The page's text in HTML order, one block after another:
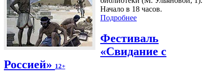
Начало в 18 часов.
Подробнее
Фестиваль
«Свидание с
Россией» 12+